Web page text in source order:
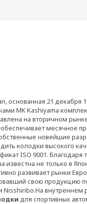
основанная 21 декабря
MK Kashiyama
на вторичном
месячное
новейшие
колодки высокого
ISO 9001. Благодаря
не только в
развивает рынки
свою продукцию
внутреннем
для спортивных